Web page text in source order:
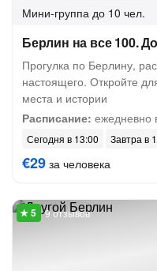
Мини-группа до 10 чел.
Берлин на все 100.
Прогулка по Берлину,
настоящего. Откройте
места и истории
Расписание: ежедневно
Сегодня в 13:00 Завтра в
€29 за человека
9 отзывов